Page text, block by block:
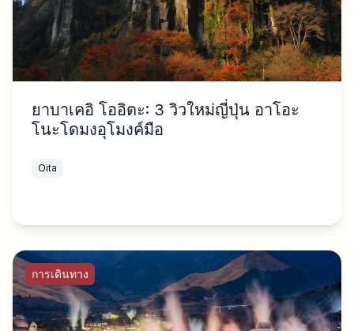
ยาบาเคอิ โออิตะ: 3 วิวใหม่ญี่ปุ่น อาโอะ
โนะโดมงอุโมงค์มือ
Oita
การเดินทาง